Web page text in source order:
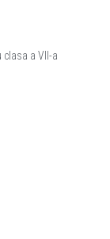
clasa a VII-a